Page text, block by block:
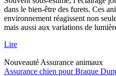
dans le bien-être des furets. Ces
environnement réagissent non
mais aussi aux variations de
Lire
Nouveauté Assurance animaux
Assurance chien pour Braque